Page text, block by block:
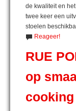
de kwaliteit en
twee keer een
stoelen
Reageer!
RUE
op
cooking